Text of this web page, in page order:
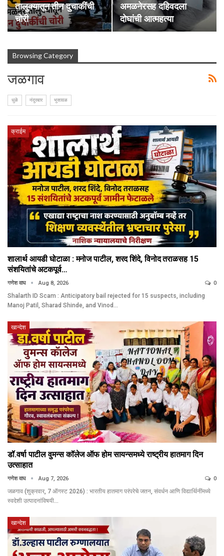
तालुक्यातून तीन दुचाकींची
चोरी
अमळनेरसह दहिवदला
दोघांची आत्महत्या
Browsing Category
जळगाव
धुळे नंदुरबार भुसावळ
क्राईम
शालार्थ आयडी घोटाळा : मनोज पाटील, शरद शिंदे, विनोद तराळसह 15
संशयितांचे अटकपूर्व…
गणेश वाघ Aug 8, 2026 0
Shalarth ID Scam : Anticipatory bail rejected for 15 suspects, including
Manoj Patil, Sharad Shinde, and Vinod…
खान्देश
डॉ.वर्षा पाटील वुमन्स कॉलेज ऑफ होम सायन्समध्ये राष्ट्रीय हातमाग दिन
उत्साहात
गणेश वाघ Aug 7, 2026 0
जळगाव (शुक्रवार, 7 ऑगस्ट 2026) : भारतीय हातमाग परंपरेचे जतन, संवर्धन आणि विद्यार्थिनींमध्ये
स्वदेशी उत्पादनांविषयी…
खान्देश